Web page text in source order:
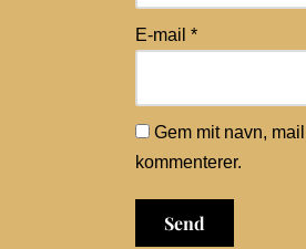
E-mail *
Gem mit navn,
kommenterer.